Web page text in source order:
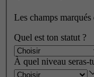
Les champs marqués
Quel est ton statut ?
À quel niveau seras-